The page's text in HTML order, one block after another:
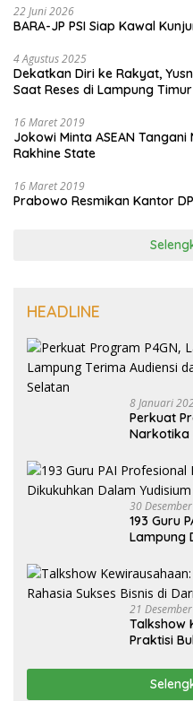
22 Juni 2026
BARA-JP PSI Siap Kawal
4 Agustus 2025
Dekatkan Diri ke Rakyat,
Saat Reses di Lampung Timur
16 Maret 2019
Jokowi Minta ASEAN
Rakhine State
16 Maret 2019
Prabowo Resmikan Kantor
HEADLINE
8 Januari
Perkuat
Narkotika
Selatan
30
193 Guru
Lampung
21
Talkshow
Praktisi